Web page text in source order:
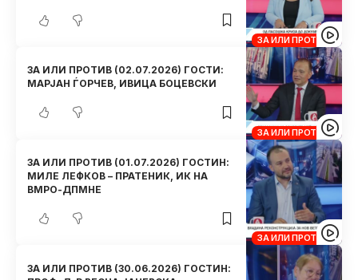
ЗА ИЛИ ПРОТИВ
ЗА ИЛИ ПРОТИВ
ЗА ИЛИ ПРОТИВ (02.07.2026) ГОСТИ:
МАРЈАН ЃОРЧЕВ, ИВИЦА БОЦЕВСКИ
ЗА ИЛИ ПРОТИВ
ЗА ИЛИ ПРОТИВ (01.07.2026) ГОСТИН:
МИЛЕ ЛЕФКОВ – ПРАТЕНИК, ИК НА
ВМРО-ДПМНЕ
ЗА ИЛИ ПРОТИВ (30.06.2026) ГОСТИН: